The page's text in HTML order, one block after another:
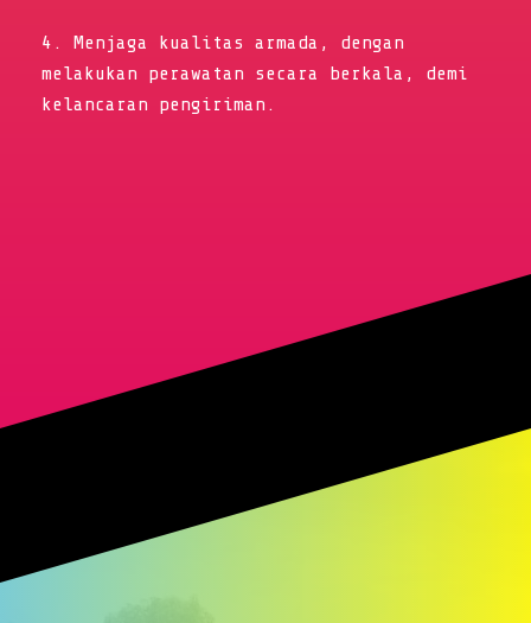
4. Menjaga kualitas armada, dengan
melakukan perawatan secara berkala, demi
kelancaran pengiriman.